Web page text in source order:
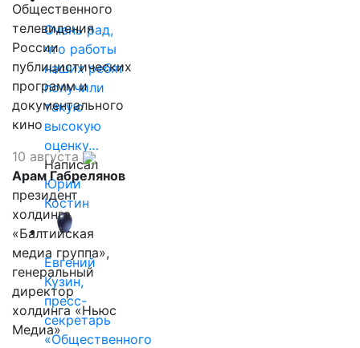
Очень рад,
что работы
наших ребят
получили
такую
высокую
оценку…
Написал
Юрий
Костин
Евгений
Кузин,
пресс-
секретарь
«Общественного
Общественного
телевидения
России
публицистических
программ и
документального
кино
10 августа
Арам Габрелянов
президент
холдинга
«Балтийская
медиа группа»,
генеральный
директор
холдинга «Ньюс
Медиа»